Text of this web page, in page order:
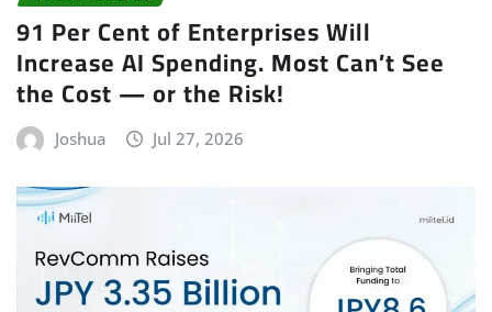
91 Per Cent of Enterprises Will
Increase AI Spending. Most Can’t See
the Cost — or the Risk!
Joshua Jul 27, 2026